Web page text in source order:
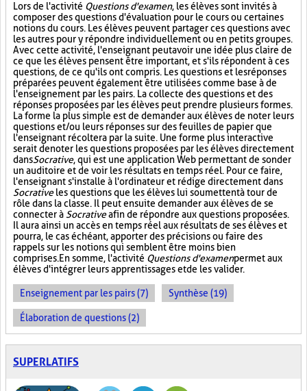
Lors de l'activité Questions d'examen, les élèves sont invités à
composer des questions d'évaluation pour le cours ou certaines
notions du cours. Les élèves peuvent partager ces questions avec
les autres pour y répondre individuellement ou en petits groupes.
Avec cette activité, l'enseignant peut avoir une idée plus claire de
ce que les élèves pensent être important, et s'ils répondent à ces
questions, de ce qu'ils ont compris. Les questions et les réponses
préparées peuvent également être utilisées comme base à de
l'enseignement par les pairs. La collecte des questions et des
réponses proposées par les élèves peut prendre plusieurs formes.
La forme la plus simple est de demander aux élèves de noter leurs
questions et/ou leurs réponses sur des feuilles de papier que
l'enseignant récoltera par la suite. Une forme plus interactive
serait de noter les questions proposées par les élèves directement
dansSocrative, qui est une application Web permettant de sonder
un auditoire et de voir les résultats en temps réel. Pour ce faire,
l'enseignant s'installe à l'ordinateur et rédige directement dans
Socrativeles questions que les élèves lui soumettent à tour de
rôle dans la classe. Il peut ensuite demander aux élèves de se
connecter à Socrativeafin de répondre aux questions proposées.
Il aura ainsi un accès en temps réel aux résultats de ses élèves et
pourra, le cas échéant, apporter des précisions ou faire des
rappels sur les notions qui semblent être moins bien
comprises. En somme, l'activité Questions d'examenpermet aux
élèves d'intégrer leurs apprentissages et de les valider.
Enseignement par les pairs (7) Synthèse (19)
Élaboration de questions (2)
SUPERLATIFS